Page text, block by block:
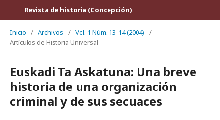
Revista de historia (Concepción)
Inicio / Archivos / Vol. 1 Núm. 13-14 (2004)
/
Artículos de Historia Universal
Euskadi Ta Askatuna: Una breve
historia de una organización
criminal y de sus secuaces